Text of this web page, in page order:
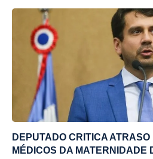
DEPUTADO CRITICA
MÉDICOS DA MATERNIDADE